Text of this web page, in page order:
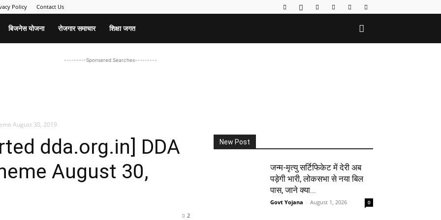
Policy Contact Us
बिजनेस योजना रोजगार समाचार शिक्षा जगत
---------Sponsered Searches---------
August 30, 2019
dda.org.in] DDA
August 30,
2
New Post
जन्म-मृत्यु सर्टिफिकेट में देरी अब
पड़ेगी भारी, लोकसभा से नया बिल
पास, जाने क्या...
Govt Yojana - August 1, 2026 0